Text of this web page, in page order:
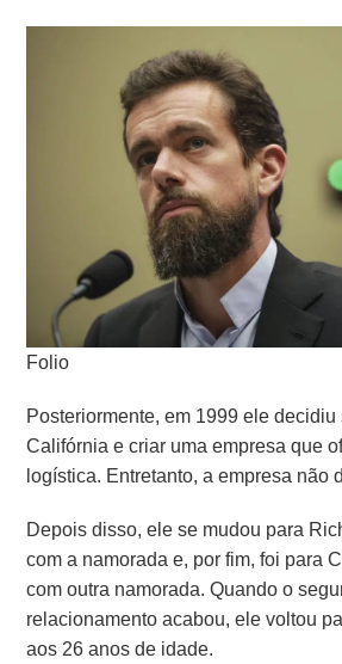
Folio
Posteriormente, em 1999 ele
Califórnia e criar uma empresa que
logística. Entretanto, a empresa não
Depois disso, ele se mudou para
com a namorada e, por fim, foi para
com outra namorada. Quando o
relacionamento acabou, ele voltou
aos 26 anos de idade.